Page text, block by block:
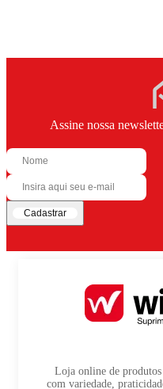
Assine nossa
Cadastrar
Loja online de produtos
com variedade,